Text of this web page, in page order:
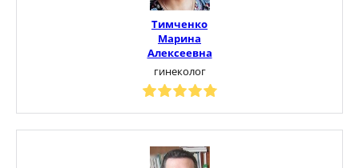
Тимченко
Марина
Алексеевна
гинеколог